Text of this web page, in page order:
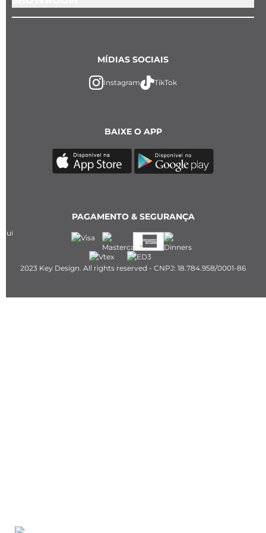
BAIXE O APP
MÍDIAS SOCIAIS
Instagram TikTok
PAGAMENTO & SEGURANÇA
2023 Key Design. All rights reserved - CNPJ: 18.784.958/0001-86